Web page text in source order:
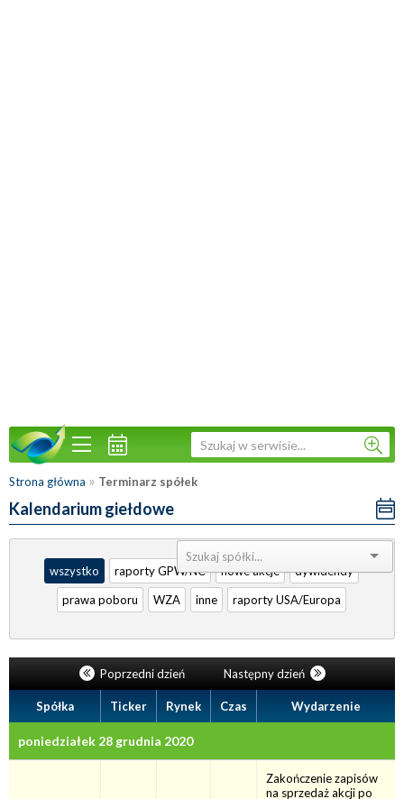
Strona główna » Terminarz spółek
Kalendarium giełdowe
Sortuj:
wszystko
raporty GPW/NC nowe akcje
dywidendy
prawa poboru
WZA inne raporty USA/Europa
Poprzedni dzień Następny dzień
Spółka Ticker Rynek Czas Wydarzenie
poniedziałek 28 grudnia 2020
Zakończenie zapisów
na sprzedaż akcji po